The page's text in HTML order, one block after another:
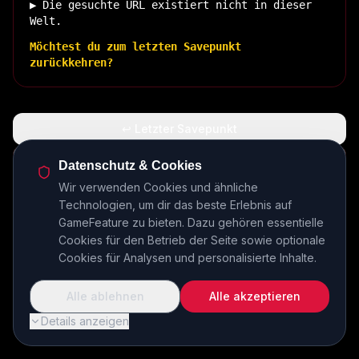
▶ Die gesuchte URL existiert nicht in dieser
Welt.
Möchtest du zum letzten Savepunkt
zurückkehren?
🏠 Zurück zur Basis
INSERT COIN TO CONTINUE...
Datenschutz & Cookies
Wir verwenden Cookies und ähnliche
Technologien, um dir das beste Erlebnis auf
GameFeature zu bieten. Dazu gehören essentielle
Cookies für den Betrieb der Seite sowie optionale
Cookies für Analysen und personalisierte Inhalte.
Details anzeigen
Alle ablehnen Alle akzeptieren